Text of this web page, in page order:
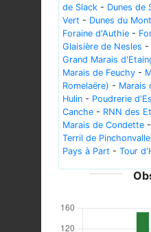
de Slack - Dunes de
Vert - Dunes du
Foraine d'Authie -
Glaisière de Nesles -
Grand Marais
Marais de Feuchy -
Romelaëre) - Marais
Hulin - Poudrerie
Canche - RNN des
Marais de Condette -
Terril de
Pays à Part - Tour